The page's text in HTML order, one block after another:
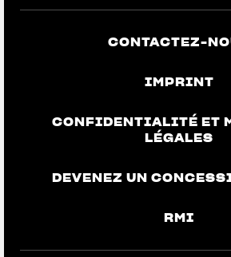
CONTACTEZ-
IMPRINT
CONFIDENTIALITÉ ET
LÉGALES
DEVENEZ UN
RMI